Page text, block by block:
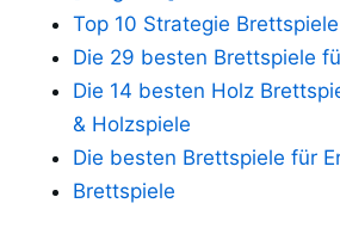
Top 10 Strategie
Die 29 besten Brettspiele
Die 14 besten Holz
& Holzspiele
Die besten Brettspiele für
Brettspiele